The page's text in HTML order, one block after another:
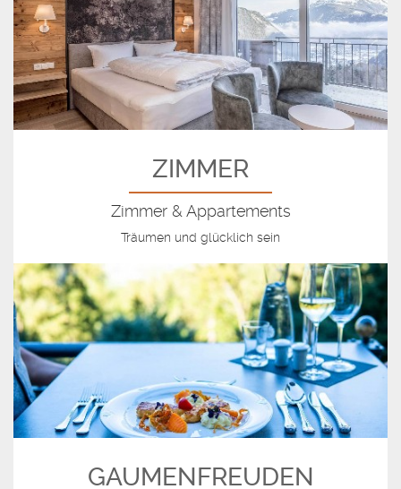
ZIMMER
Zimmer & Appartements
Träumen und glücklich sein
GAUMENFREUDEN